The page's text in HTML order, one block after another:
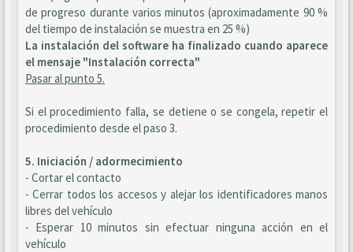
de progreso durante varios minutos (aproximadamente 90 %
del tiempo de instalación se muestra en 25 %)
La instalación del software ha finalizado cuando aparece
el mensaje "Instalación correcta"
Pasar al punto 5.
Si el procedimiento falla, se detiene o se congela, repetir el
procedimiento desde el paso 3.
5. Iniciación / adormecimiento
- Cortar el contacto
- Cerrar todos los accesos y alejar los identificadores manos
libres del vehículo
- Esperar 10 minutos sin efectuar ninguna acción en el
vehículo